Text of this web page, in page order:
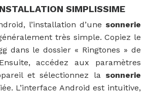
SIMPLISSIME
l’installation d’une sonnerie
très simple. Copiez le
dans le dossier « Ringtones » de
accédez aux paramètres
et sélectionnez la sonnerie
L’interface Android est intuitive,